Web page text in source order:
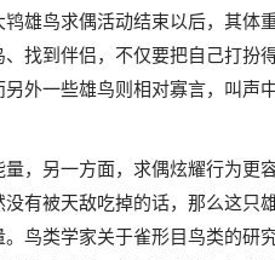
雄鸟求偶活动结束以后，其体
找到伴侣，不仅要把自己打扮
外一些雄鸟则相对寡言，叫声
，另一方面，求偶炫耀行为更
有被天敌吃掉的话，那么这只
鸟类学家关于雀形目鸟类的研